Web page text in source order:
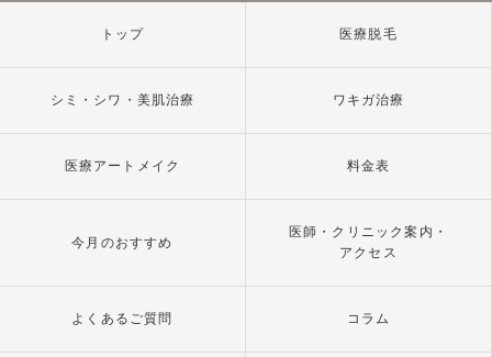
トップ 医療脱毛
シミ・シワ・美肌治療 ワキガ治療
医療アートメイク 料金表
今月のおすすめ
医師・クリニック案内・
アクセス
よくあるご質問 コラム